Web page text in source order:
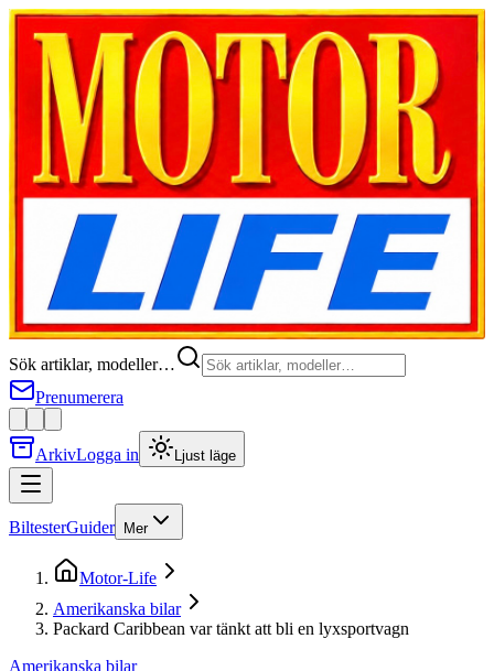
Sök artiklar, modeller…
Prenumerera
ArkivLogga in Ljust läge
BiltesterGuider Mer
Motor-Life
Amerikanska bilar
Packard Caribbean var tänkt att bli en lyxsportvagn
Amerikanska bilar